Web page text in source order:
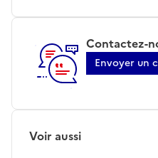
Contactez-
Envoyer un
Voir aussi